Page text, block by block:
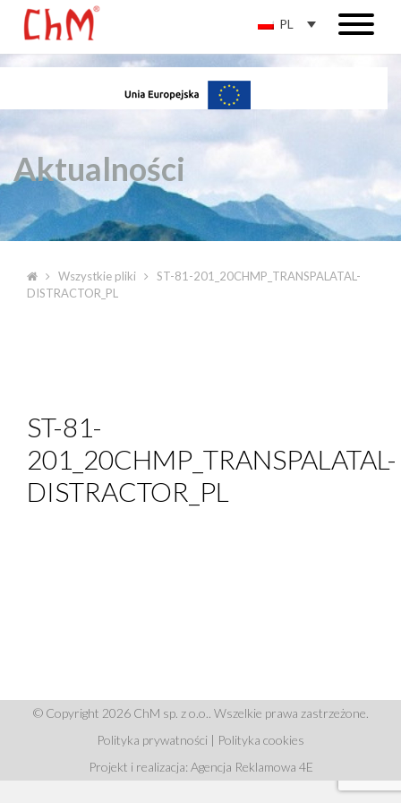
PL
Aktualności
Wszystkie pliki
ST-81-201_20CHMP_TRANSPALATAL-
DISTRACTOR_PL
ST-81-
201_20CHMP_TRANSPALATAL-
DISTRACTOR_PL
© Copyright 2026 ChM sp. z o.o.. Wszelkie prawa zastrzeżone.
Polityka prywatności | Polityka cookies
Projekt i realizacja: Agencja Reklamowa 4E